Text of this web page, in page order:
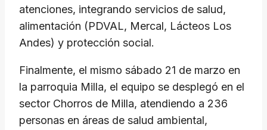
atenciones, integrando servicios de salud,
alimentación (PDVAL, Mercal, Lácteos Los
Andes) y protección social.
​Finalmente, el mismo sábado 21 de marzo en
la parroquia Milla, el equipo se desplegó en el
sector Chorros de Milla, atendiendo a 236
personas en áreas de salud ambiental,